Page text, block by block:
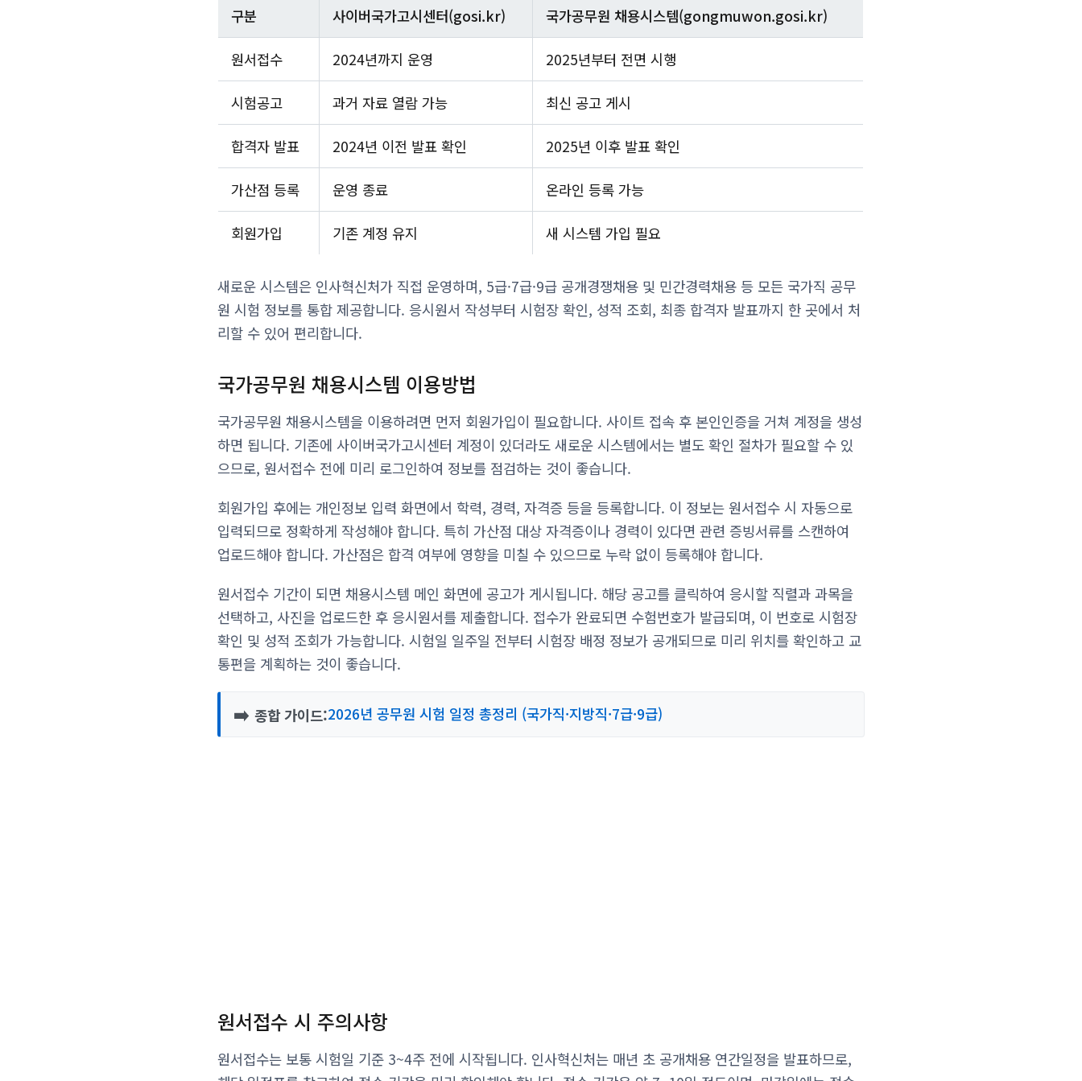
구분 사이버국가고시센터(gosi.kr) 국가공무원 채용시스템(gongmuwon.gosi.kr)
원서접수 2024년까지 운영 2025년부터 전면 시행
시험공고 과거 자료 열람 가능 최신 공고 게시
합격자 발표 2024년 이전 발표 확인 2025년 이후 발표 확인
가산점 등록 운영 종료 온라인 등록 가능
회원가입 기존 계정 유지 새 시스템 가입 필요
새로운 시스템은 인사혁신처가 직접 운영하며, 5급·7급·9급 공개경쟁채용 및 민간경력채용 등 모든 국가직 공무
원 시험 정보를 통합 제공합니다. 응시원서 작성부터 시험장 확인, 성적 조회, 최종 합격자 발표까지 한 곳에서 처
리할 수 있어 편리합니다.
국가공무원 채용시스템 이용방법
국가공무원 채용시스템을 이용하려면 먼저 회원가입이 필요합니다. 사이트 접속 후 본인인증을 거쳐 계정을 생성
하면 됩니다. 기존에 사이버국가고시센터 계정이 있더라도 새로운 시스템에서는 별도 확인 절차가 필요할 수 있
으므로, 원서접수 전에 미리 로그인하여 정보를 점검하는 것이 좋습니다.
회원가입 후에는 개인정보 입력 화면에서 학력, 경력, 자격증 등을 등록합니다. 이 정보는 원서접수 시 자동으로
입력되므로 정확하게 작성해야 합니다. 특히 가산점 대상 자격증이나 경력이 있다면 관련 증빙서류를 스캔하여
업로드해야 합니다. 가산점은 합격 여부에 영향을 미칠 수 있으므로 누락 없이 등록해야 합니다.
원서접수 기간이 되면 채용시스템 메인 화면에 공고가 게시됩니다. 해당 공고를 클릭하여 응시할 직렬과 과목을
선택하고, 사진을 업로드한 후 응시원서를 제출합니다. 접수가 완료되면 수험번호가 발급되며, 이 번호로 시험장
확인 및 성적 조회가 가능합니다. 시험일 일주일 전부터 시험장 배정 정보가 공개되므로 미리 위치를 확인하고 교
통편을 계획하는 것이 좋습니다.
➡️ 종합 가이드:2026년 공무원 시험 일정 총정리 (국가직·지방직·7급·9급)
원서접수 시 주의사항
원서접수는 보통 시험일 기준 3~4주 전에 시작됩니다. 인사혁신처는 매년 초 공개채용 연간일정을 발표하므로,